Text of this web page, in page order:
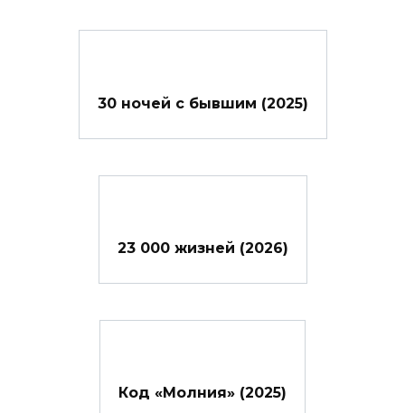
30 ночей с бывшим (2025)
23 000 жизней (2026)
Код «Молния» (2025)